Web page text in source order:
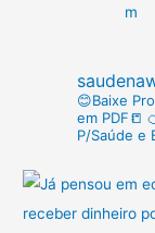
:
😊Baixe
em PDF📒
P/Saúde e